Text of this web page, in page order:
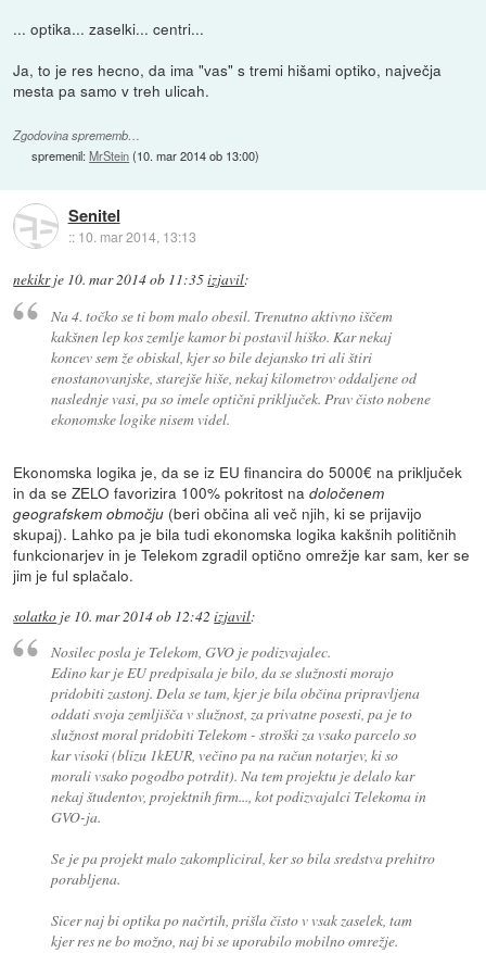
... optika... zaselki... centri...
Ja, to je res hecno, da ima "vas" s tremi hišami optiko, največja
mesta pa samo v treh ulicah.
Zgodovina sprememb…
spremenil:MrStein(10. mar 2014 ob 13:00)
Senitel
:: 10. mar 2014, 13:13
nekikrje 10. mar 2014 ob 11:35izjavil:
Na 4. točko se ti bom malo obesil. Trenutno aktivno iščem
kakšnen lep kos zemlje kamor bi postavil hiško. Kar nekaj
koncev sem že obiskal, kjer so bile dejansko tri ali štiri
enostanovanjske, starejše hiše, nekaj kilometrov oddaljene od
naslednje vasi, pa so imele optični priključek. Prav čisto nobene
ekonomske logike nisem videl.
Ekonomska logika je, da se iz EU financira do 5000€ na priključek
in da se ZELO favorizira 100% pokritost nadoločenem
geografskem območju (beri občina ali več njih, ki se prijavijo
skupaj). Lahko pa je bila tudi ekonomska logika kakšnih političnih
funkcionarjev in je Telekom zgradil optično omrežje kar sam, ker se
jim je ful splačalo.
solatko je 10. mar 2014 ob 12:42 izjavil:
Nosilec posla je Telekom, GVO je podizvajalec.
Edino kar je EU predpisala je bilo, da se služnosti morajo
pridobiti zastonj. Dela se tam, kjer je bila občina pripravljena
oddati svoja zemljišča v služnost, za privatne posesti, pa je to
služnost moral pridobiti Telekom - stroški za vsako parcelo so
kar visoki (blizu 1kEUR, večino pa na račun notarjev, ki so
morali vsako pogodbo potrdit). Na tem projektu je delalo kar
nekaj študentov, projektnih firm..., kot podizvajalci Telekoma in
GVO-ja.
Se je pa projekt malo zakompliciral, ker so bila sredstva prehitro
porabljena.
Sicer naj bi optika po načrtih, prišla čisto v vsak zaselek, tam
kjer res ne bo možno, naj bi se uporabilo mobilno omrežje.